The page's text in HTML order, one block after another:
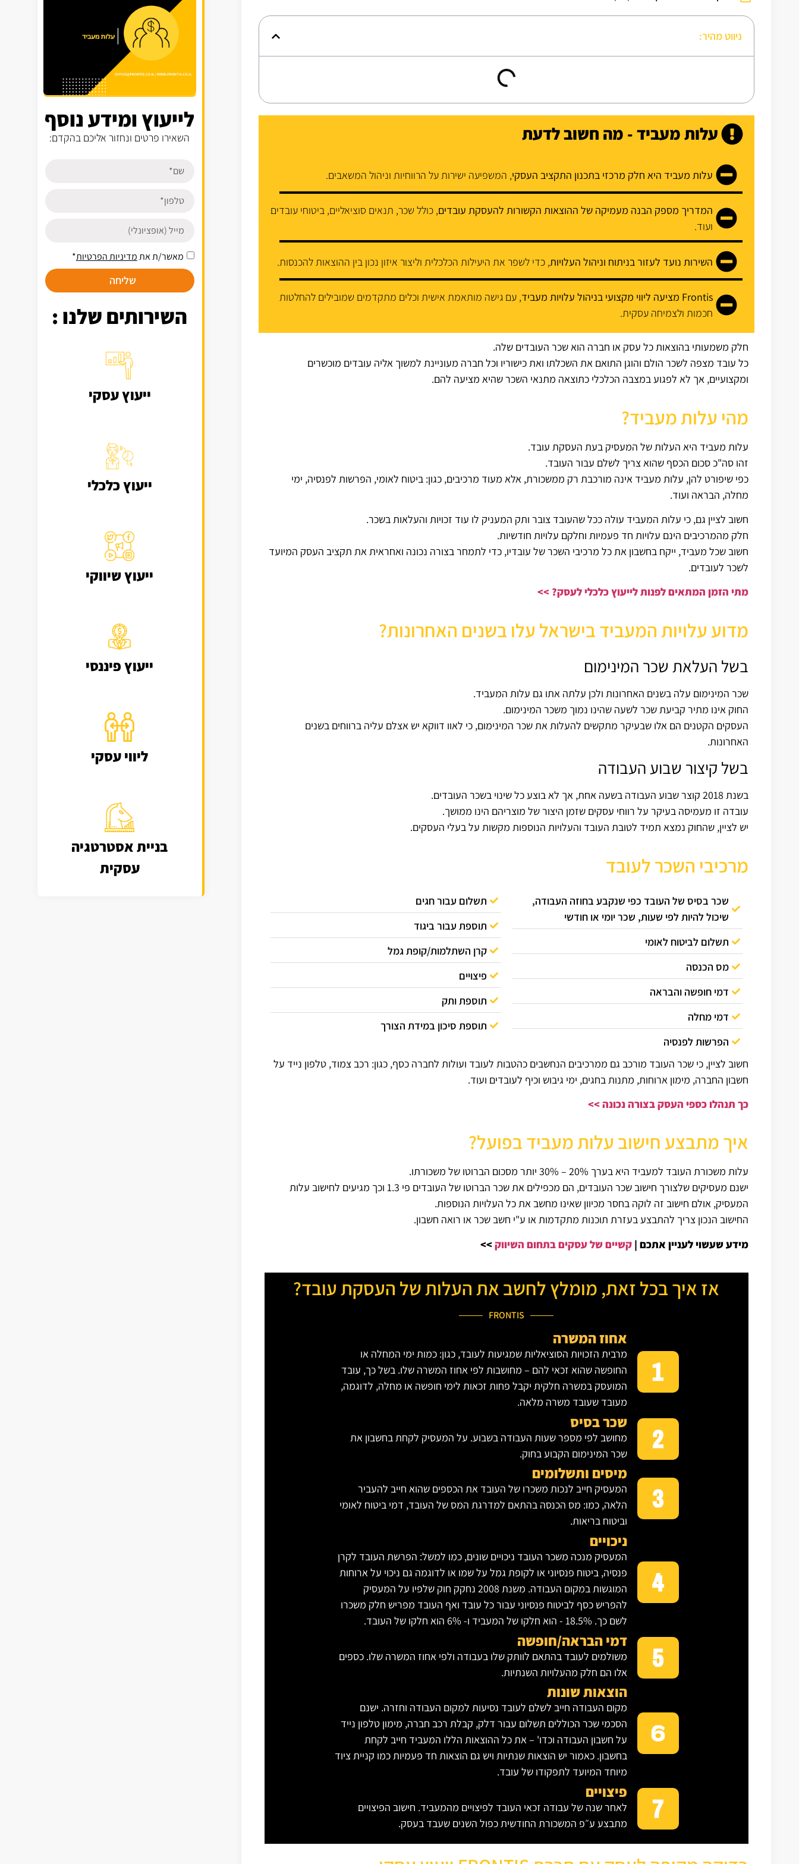
ניווט מהיר:
עלות מעביד - מה חשוב לדעת
עלות מעביד היא חלק מרכזי בתכנון התקציב העסקי, המשפיעה ישירות על הרווחיות וניהול המשאבים.
המדריך מספק הבנה מעמיקה של ההוצאות הקשורות להעסקת עובדים, כולל שכר, תנאים סוציאליים, ביטוחי עובדים
ועוד.
השירות נועד לעזור בניתוח וניהול העלויות, כדי לשפר את היעילות הכלכלית וליצור איזון נכון בין ההוצאות להכנסות.
Frontis מציעה ליווי מקצועי בניהול עלויות מעביד
, עם גישה מותאמת אישית וכלים מתקדמים שמובילים להחלטות
חכמות ולצמיחה עסקית.
חלק משמעותי בהוצאות כל עסק או חברה הוא שכר העובדים שלה.
כל עובד מצפה לשכר הולם והוגן התואם את השכלתו ואת כישוריו וכל חברה מעוניינת למשוך אליה עובדים מוכשרים
ומקצועיים, אך לא לפגוע במצבה הכלכלי כתוצאה מתנאי השכר שהיא מציעה להם.
מהי עלות מעביד?
עלות מעביד היא העלות של המעסיק בעת העסקת עובד.
זהו סה"כ סכום הכסף שהוא צריך לשלם עבור העובד.
כפי שיפורט להן, עלות מעביד אינה מורכבת רק ממשכורת, אלא מעוד מרכיבים, כגון: ביטוח לאומי, הפרשות לפנסיה, ימי
מחלה, הבראה ועוד.
חשוב לציין גם, כי עלות המעביד עולה ככל שהעובד צובר ותק המעניק לו עוד זכויות והעלאות בשכר.
חלק מהמרכיבים הינם עלויות חד פעמיות וחלקם עלויות חודשיות.
חשוב שכל מעביד, ייקח בחשבון את כל מרכיבי השכר של עובדיו, כדי לתמחר בצורה נכונה ואחראית את תקציב העסק המיועד
לשכר לעובדים.
מתי הזמן המתאים לפנות לייעוץ כלכלי לעסק? >>
מדוע עלויות המעביד בישראל עלו בשנים האחרונות?
בשל העלאת שכר המינימום
שכר המינימום עלה בשנים האחרונות ולכן עלתה אתו גם עלות המעביד.
החוק אינו מתיר קביעת שכר לשעה שהינו נמוך משכר המינימום.
העסקים הקטנים הם אלו שבעיקר מתקשים להעלות את שכר המינימום, כי לאוו דווקא יש אצלם עליה ברווחים בשנים
האחרונות.
בשל קיצור שבוע העבודה
בשנת 2018 קוצר שבוע העבודה בשעה אחת, אך לא בוצע כל שינוי בשכר העובדים.
עובדה זו מעמיסה בעיקר על רווחי עסקים שזמן היצור של מוצריהם הינו ממושך.
יש לציין, שהחוק נמצא תמיד לטובת העובד והעלויות הנוספות מקשות על בעלי העסקים.
מרכיבי השכר לעובד
שכר בסיס של העובד כפי שנקבע בחוזה העבודה,
שיכול להיות לפי שעות, שכר יומי או חודשי
תשלום לביטוח לאומי
מס הכנסה
דמי חופשה והבראה
דמי מחלה
הפרשות לפנסיה
תשלום עבור חגים
תוספת עבור ביגוד
קרן השתלמות/קופת גמל
פיצויים
תוספת ותק
תוספת סיכון במידת הצורך
חשוב לציין, כי שכר העובד מורכב גם ממרכיבים הנחשבים כהטבות לעובד ועולות לחברה כסף, כגון: רכב צמוד, טלפון נייד על
חשבון החברה, מימון ארוחות, מתנות בחגים, ימי גיבוש וכיף לעובדים ועוד.
כך תנהלו כספי העסק בצורה נכונה >>
איך מתבצע חישוב עלות מעביד בפועל?
עלות משכורת העובד למעביד היא בערך 20% – 30% יותר מסכום הברוטו של משכורתו.
ישנם מעסיקים שלצורך חישוב שכר העובדים, הם מכפילים את שכר הברוטו של העובדים פי 1.3 וכך מגיעים לחישוב עלות
המעסיק, אולם חישוב זה לוקה בחסר מכיוון שאינו מחשב את כל העלויות הנוספות.
החישוב הנכון צריך להתבצע בעזרת תוכנות מתקדמות או ע"י חשב שכר או רואה חשבון.
מידע שעשוי לעניין אתכם |קשיים של עסקים בתחום השיווק>>
אז איך בכל זאת, מומלץ לחשב את העלות של העסקת עובד?
FRONTIS
אחוז המשרה
מרבית הזכויות הסוציאליות שמגיעות לעובד, כגון: כמות ימי המחלה או
החופשה שהוא זכאי להם – מחושבות לפי אחוז המשרה שלו. בשל כך, עובד
המועסק במשרה חלקית יקבל פחות זכאות לימי חופשה או מחלה, לדוגמה,
מעובד שעובד משרה מלאה.
שכר בסיס
מחושב לפי מספר שעות העבודה בשבוע. על המעסיק לקחת בחשבון את
שכר המינימום הקבוע בחוק.
מיסים ותשלומים
המעסיק חייב לנכות משכרו של העובד את הכספים שהוא חייב להעביר
הלאה, כמו: מס הכנסה בהתאם למדרגת המס של העובד, דמי ביטוח לאומי
וביטוח בריאות.
ניכויים
המעסיק מנכה משכר העובד ניכויים שונים, כמו למשל: הפרשת העובד לקרן
פנסיה, ביטוח פנסיוני או לקופת גמל על שמו או לדוגמה גם ניכוי על ארוחות
המוגשות במקום העבודה. משנת 2008 נחקק חוק שלפיו על המעסיק
להפריש כסף לביטוח פנסיוני עבור כל עובד ואף העובד מפריש חלק משכרו
לשם כך. 18.5% - הוא חלקו של המעביד ו- 6% הוא חלקו של העובד.
דמי הבראה/חופשה
משולמים לעובד בהתאם לוותק שלו בעבודה ולפי אחוז המשרה שלו. כספים
אלו הם חלק מהעלויות השנתיות.
הוצאות שונות
מקום העבודה חייב לשלם לעובד נסיעות למקום העבודה וחזרה. ישנם
הסכמי שכר הכוללים תשלום עבור דלק, קבלת רכב חברה, מימון טלפון נייד
על חשבון העבודה וכדו' – את כל ההוצאות הללו המעביד חייב לקחת
בחשבון. כאמור יש הוצאות שנתיות ויש גם הוצאות חד פעמיות כמו קניית ציוד
מיוחד המיועד לתפקודו של עובד.
פיצויים
לאחר שנה של עבודה זכאי העובד לפיצויים מהמעביד. חישוב הפיצויים
מתבצע ע״פ המשכורת החודשית כפול השנים שעבד בעסק.
לייעוץ ומידע נוסף
השאירו פרטים ונחזור אליכם בהקדם:
מאשר/ת אתמדיניות הפרטיות*
שליחה
השירותים שלנו :
ייעוץ עסקי
ייעוץ כלכלי
ייעוץ שיווקי
ייעוץ פיננסי
ליווי עסקי
בניית אסטרטגיה
עסקית